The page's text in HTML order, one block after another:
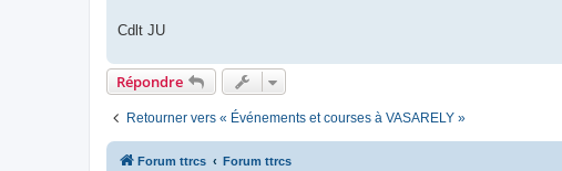
Cdlt JU
Répondre
Retourner vers « Événements et courses à VASARELY »
Forum ttrcs Forum ttrcs